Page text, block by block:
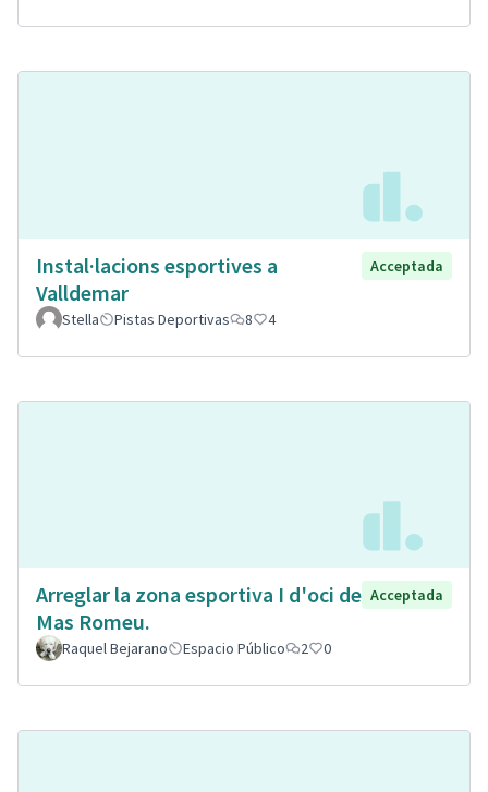
Instal·lacions esportives a
Valldemar
Acceptada
Stella Pistas Deportivas 8 4
Arreglar la zona esportiva I d'oci de
Mas Romeu.
Acceptada
Raquel Bejarano Espacio Público 2 0